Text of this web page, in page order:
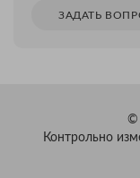
ЗАДАТЬ
©
Контрольно